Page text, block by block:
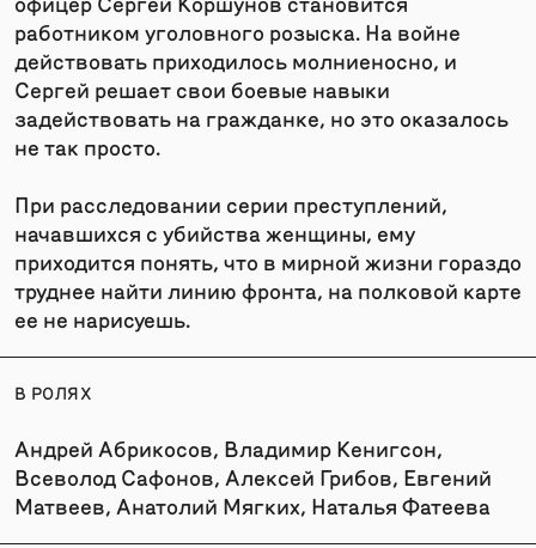
работником уголовного розыска. На войне
действовать приходилось молниеносно, и
Сергей решает свои боевые навыки
задействовать на гражданке, но это оказалось
не так просто.
При расследовании серии преступлений,
начавшихся с убийства женщины, ему
приходится понять, что в мирной жизни гораздо
труднее найти линию фронта, на полковой карте
ее не нарисуешь.
В РОЛЯХ
Андрей Абрикосов, Владимир Кенигсон,
Всеволод Сафонов, Алексей Грибов, Евгений
Матвеев, Анатолий Мягких, Наталья Фатеева